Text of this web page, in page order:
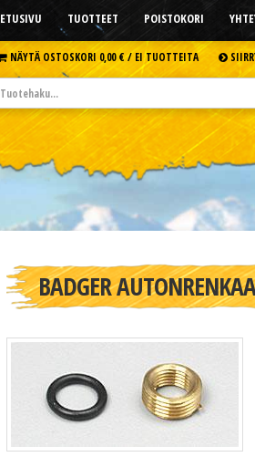
ETUSIVU TUOTTEET POISTOKORI
NÄYTÄ OSTOSKORI 0,00 € /EI TUOTTEITA
BADGER